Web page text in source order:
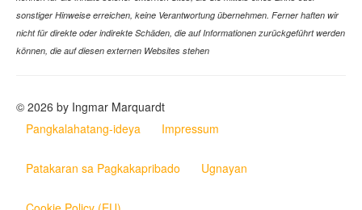
sonstiger Hinweise erreichen, keine Verantwortung übernehmen. Ferner haften wir
nicht für direkte oder indirekte Schäden, die auf Informationen zurückgeführt werden
können, die auf diesen externen Websites stehen
© 2026 by Ingmar Marquardt
Pangkalahatang-ideya
Impressum
Patakaran sa Pagkakapribado Ugnayan